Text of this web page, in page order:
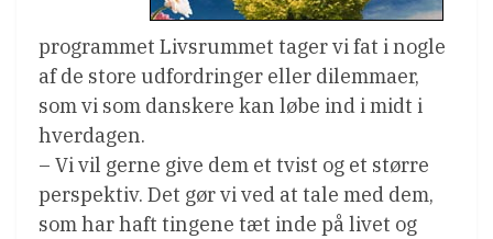
programmet Livsrummet tager vi fat i nogle
af de store udfordringer eller dilemmaer,
som vi som danskere kan løbe ind i midt i
hverdagen.
– Vi vil gerne give dem et tvist og et større
perspektiv. Det gør vi ved at tale med dem,
som har haft tingene tæt inde på livet og